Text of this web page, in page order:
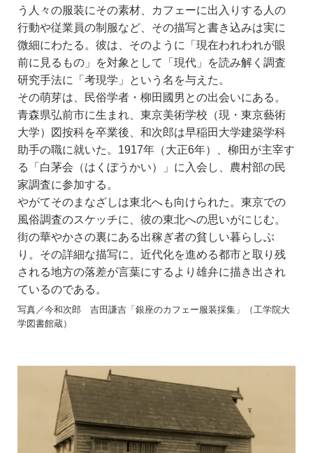
う人々の服装にその素材、カフェーに出入りする人の
行動や従業員の制服など、その描写と書き込みは実に
微細にわたる。彼は、そのように「現在われわれが眼
前に見るもの」を対象として「現代」を読み解く調査
研究手法に「考現学」という名を与えた。
その萌芽は、民俗学者・柳田國男との出会いにある。
青森県弘前市に生まれ、東京美術学校（現・東京藝術
大学）図按科を卒業後、和次郎は早稲田大学建築学科
助手の職に就いた。1917年（大正6年）、柳田が主宰す
る「白茅会（はくぼうかい）」に入会し、農村部の民
家調査に参加する。
やがてそのまなざしは東北へも向けられた。東京での
風俗調査のスケッチに、彼の東北への思いがにじむ。
街の華やかさの裏にある出稼ぎ者の貧しい暮らしぶ
り。その詳細な描写に、近代化を進める都市と取り残
される地方の落差が言葉にするより雄弁に描き出され
ているのである。
写真／今和次郎 吉田謙吉「銀座のカフェー服装採集」（工学院大
学図書館蔵）